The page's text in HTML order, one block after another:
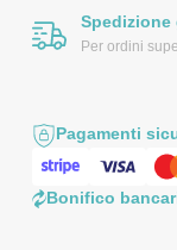
Spedizione
Per ordini
Pagamenti
Bonifico